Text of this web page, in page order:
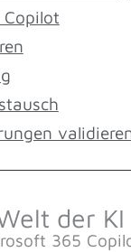
der KI
365